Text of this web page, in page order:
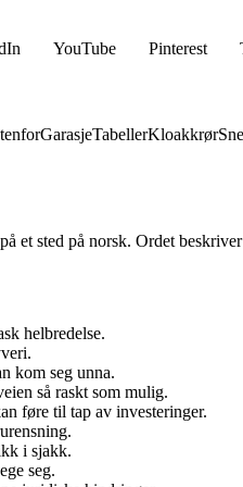
YouTube Pinterest
GarasjeTabellerKloakkrør
et sted på norsk. Ordet
helbredelse.
kom seg unna.
så raskt som mulig.
føre til tap av investeringer.
i sjakk.
seg.